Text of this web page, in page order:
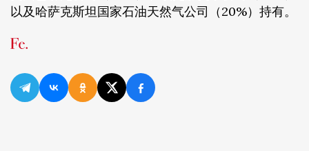
以及哈萨克斯坦国家石油天然气公司（20%）持有。